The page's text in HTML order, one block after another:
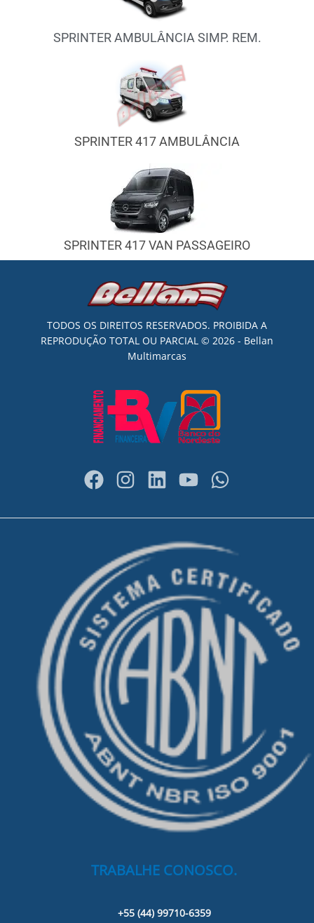
SPRINTER AMBULÂNCIA SIMP. REM.
SPRINTER 417 AMBULÂNCIA
SPRINTER 417 VAN PASSAGEIRO
TODOS OS DIREITOS RESERVADOS. PROIBIDA A
REPRODUÇÃO TOTAL OU PARCIAL © 2026 - Bellan
Multimarcas
TRABALHE CONOSCO.
+55 (44) 99710-6359